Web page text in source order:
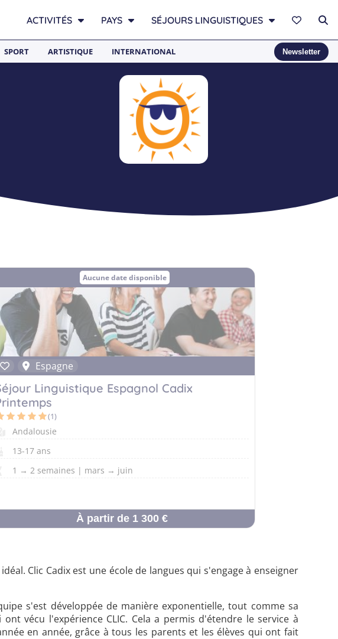
ACTIVITÉS PAYS SÉJOURS LINGUISTIQUES
SPORT ARTISTIQUE INTERNATIONAL Newsletter
Aucune date disponible
Espagne
Linguistique Espagnol Cadix
(1)
Andalousie
13-17 ans
1 → 2 semaines | mars → juin
À partir de 1 300 €
Clic Cadix est une école de langues qui s'engage à enseigner
s'est développée de manière exponentielle, tout comme sa
vécu l'expérience CLIC. Cela a permis d'étendre le service à
en année, grâce à tous les parents et les élèves qui ont fait